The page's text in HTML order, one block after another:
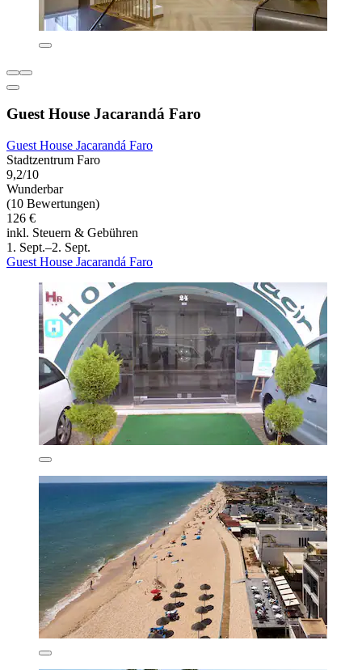
Guest House Jacarandá Faro
Guest House Jacarandá Faro
Stadtzentrum Faro
9,2/10
Wunderbar
(10 Bewertungen)
126 €
inkl. Steuern & Gebühren
1. Sept.–2. Sept.
Guest House Jacarandá Faro